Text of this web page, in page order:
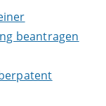
beantragen